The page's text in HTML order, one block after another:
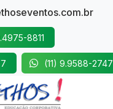
8811
(11) 9.9588-2747